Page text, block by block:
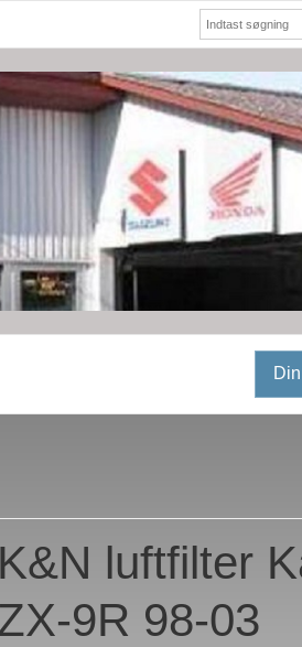
K&N luftfilter
9R 98-03